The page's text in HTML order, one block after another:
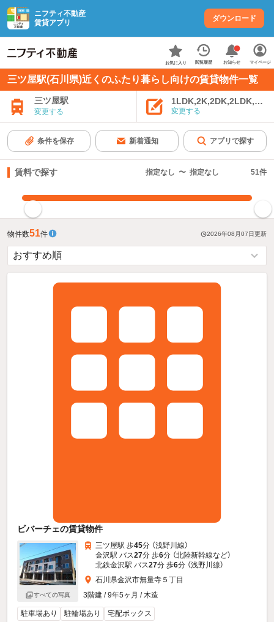
ニフティ不動産
賃貸アプリ
ダウンロード
お気に入り 閲覧履歴 お知らせ マイページ
三ツ屋駅(石川県)近くのふたり暮らし向けの賃貸物件一覧
三ツ屋駅
変更する 変更する
条件を保存 新着通知 アプリで探す
賃料で探す 指定なし 〜 指定なし 51件
物件数51件 2026年08月07日更新
ビバーチェの賃貸物件
すべての写真
三ツ屋駅 歩45分 （浅野川線）
金沢駅 バス27分 歩6分 （北陸新幹線など）
北鉄金沢駅 バス27分 歩6分 （浅野川線）
石川県金沢市無量寺５丁目
3階建 / 9年5ヶ月 / 木造
駐車場あり 駐輪場あり 宅配ボックス